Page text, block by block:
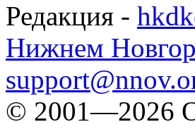
Редакция -
Нижнем
© 2001—2026